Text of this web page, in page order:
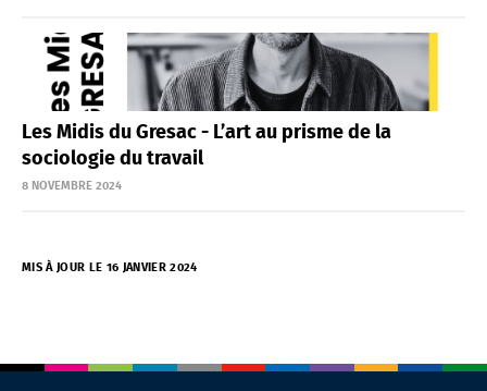
Les Midis du Gresac - L’art au prisme de la
sociologie du travail
8 NOVEMBRE 2024
MIS À JOUR LE 16 JANVIER 2024